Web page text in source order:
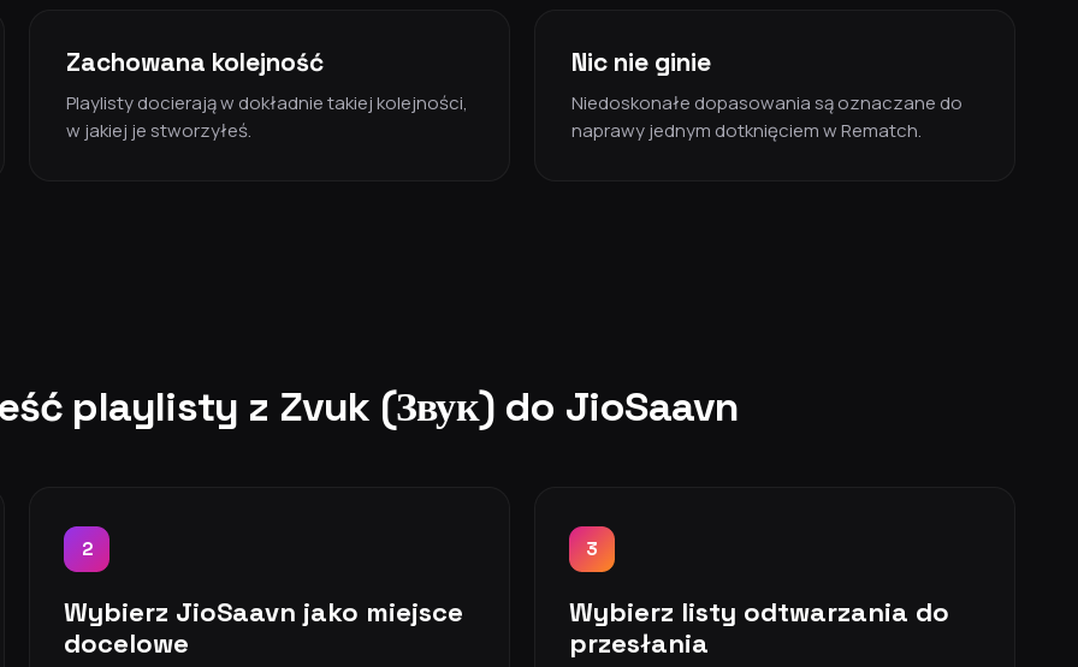
Zachowana kolejność
Playlisty docierają w dokładnie takiej kolejności,
w jakiej je stworzyłeś.
Nic nie ginie
Niedoskonałe dopasowania są oznaczane do
naprawy jednym dotknięciem w Rematch.
playlisty z Zvuk (Звук) do JioSaavn
2
Wybierz JioSaavn jako miejsce
docelowe
3
Wybierz listy odtwarzania do
przesłania